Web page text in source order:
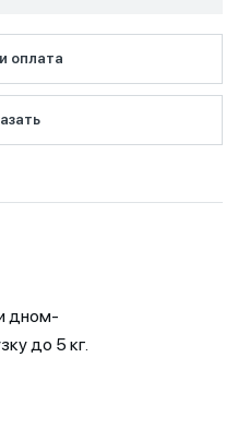
оплата
дном-
до 5 кг.